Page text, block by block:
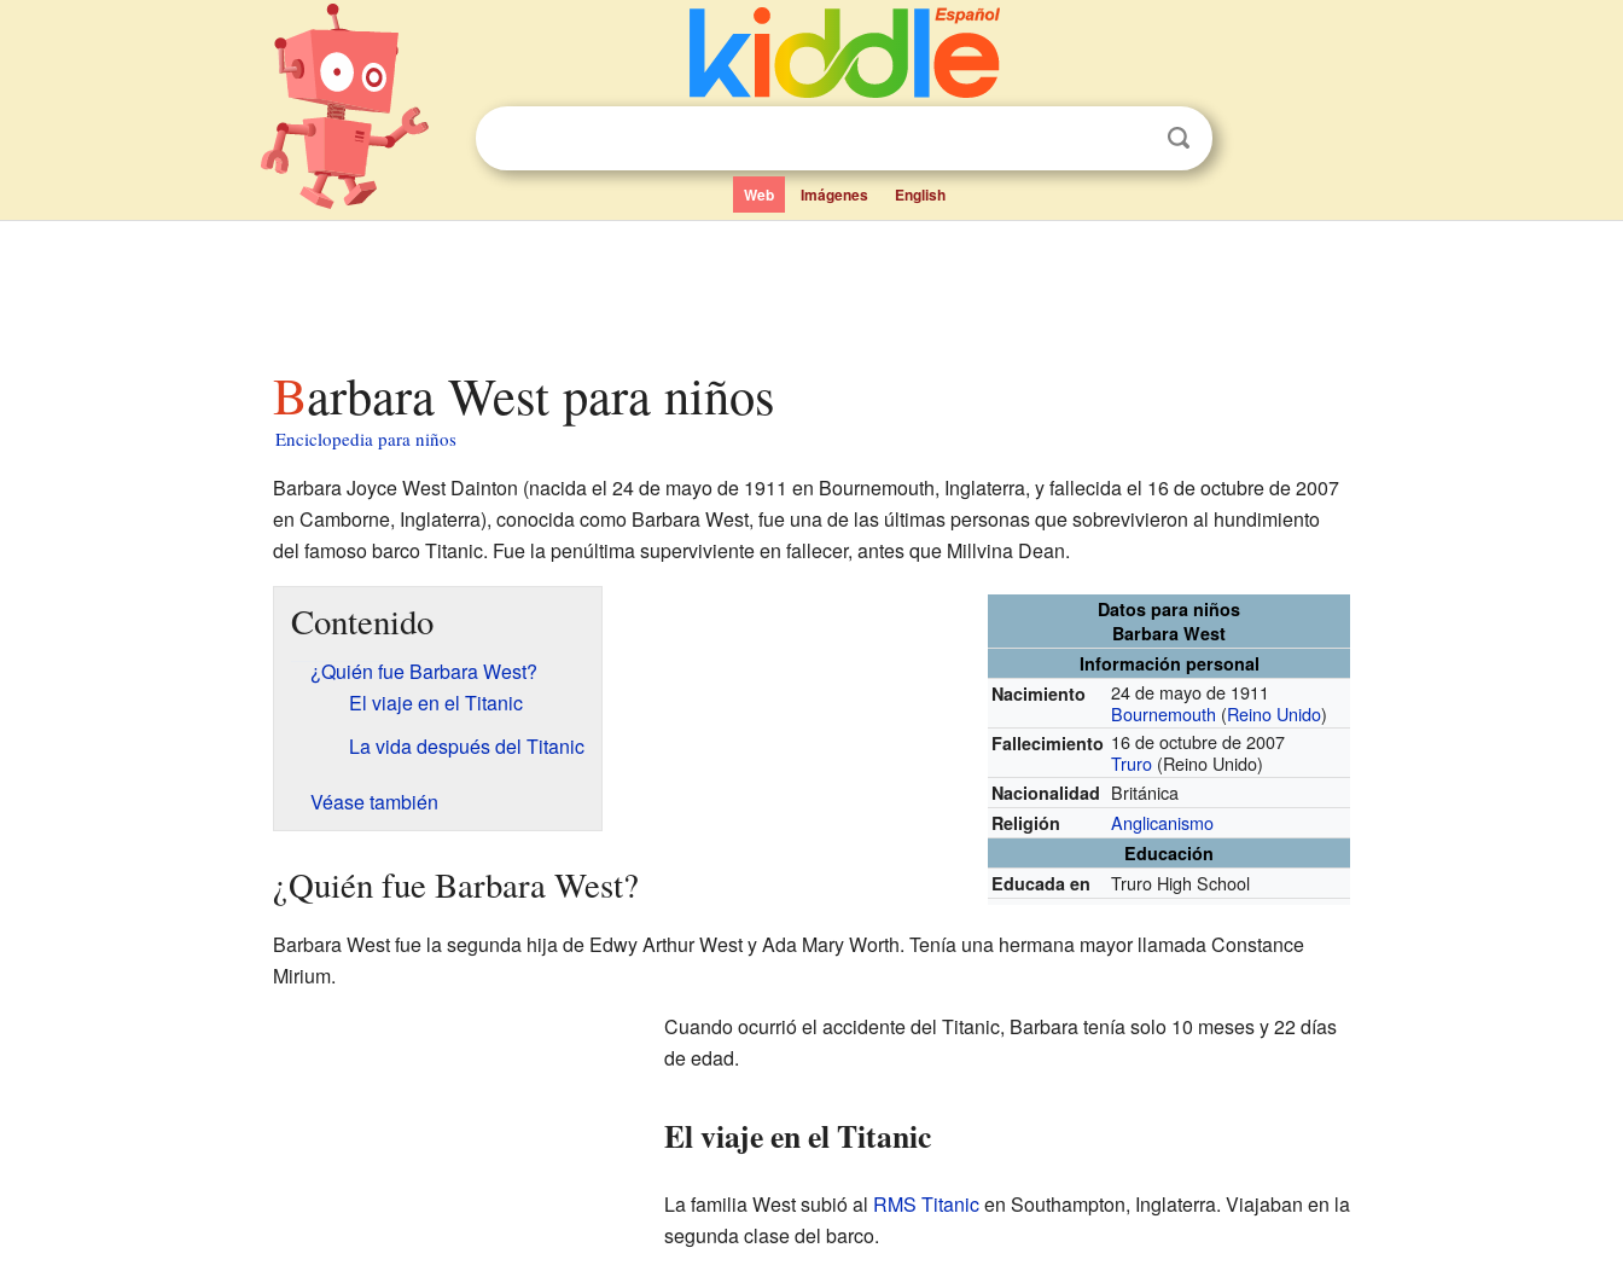
Web Imágenes English
Barbara West para niños
Enciclopedia para niños
Barbara Joyce West Dainton (nacida el 24 de mayo de 1911 en Bournemouth, Inglaterra, y fallecida el 16 de octubre de 2007
en Camborne, Inglaterra), conocida como Barbara West, fue una de las últimas personas que sobrevivieron al hundimiento
del famoso barco Titanic. Fue la penúltima superviviente en fallecer, antes que Millvina Dean.
Datos para niños
Barbara West
Información personal
Nacimiento
24 de mayo de 1911
Bournemouth (Reino Unido)
Fallecimiento 16 de octubre de 2007
Truro (Reino Unido)
Nacionalidad Británica
Religión Anglicanismo
Educación
Educada en
Truro High School
Contenido
¿Quién fue Barbara West?
El viaje en el Titanic
La vida después del Titanic
Véase también
¿Quién fue Barbara West?
Barbara West fue la segunda hija de Edwy Arthur West y Ada Mary Worth. Tenía una hermana mayor llamada Constance
Mirium.
Cuando ocurrió el accidente del Titanic, Barbara tenía solo 10 meses y 22 días
de edad.
El viaje en el Titanic
La familia West subió al RMS Titanicen Southampton, Inglaterra. Viajaban en la
segunda clase del barco.